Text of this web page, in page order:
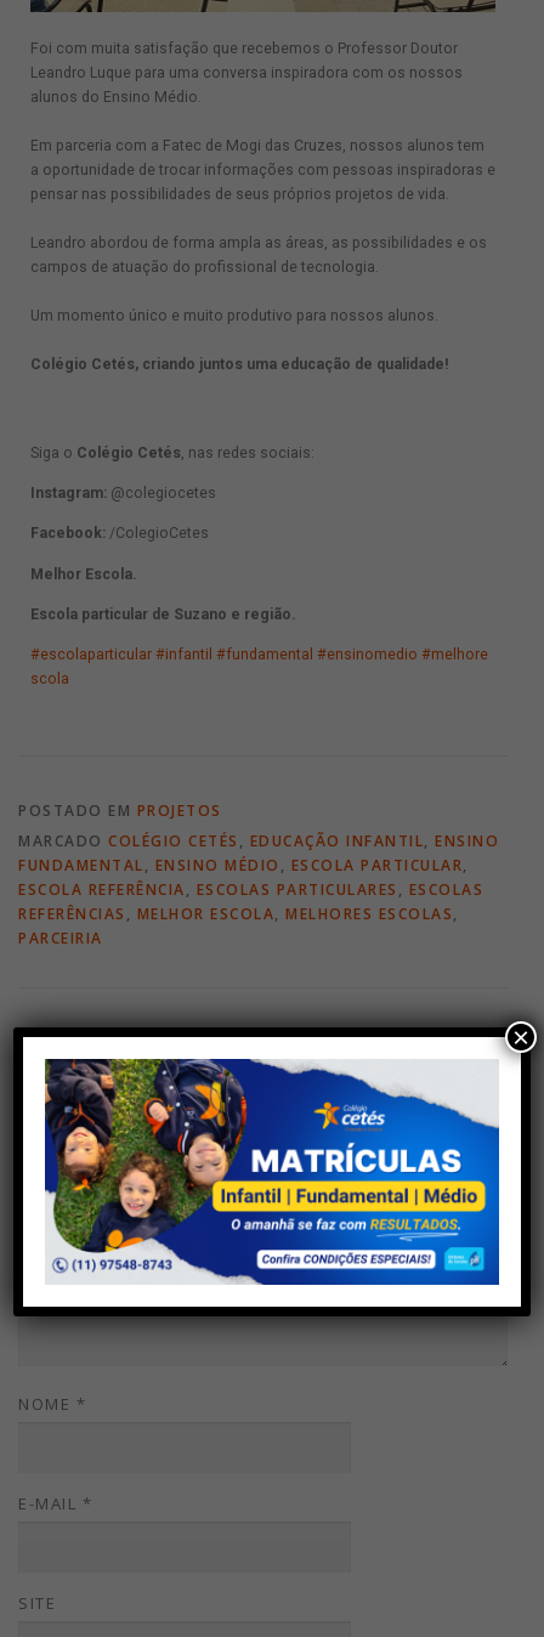
Foi com muita satisfação que recebemos o Professor Doutor
Leandro Luque para uma conversa inspiradora com os nossos
alunos do Ensino Médio.
Em parceria com a Fatec de Mogi das Cruzes, nossos alunos tem
a oportunidade de trocar informações com pessoas inspiradoras e
pensar nas possibilidades de seus próprios projetos de vida.
Leandro abordou de forma ampla as áreas, as possibilidades e os
campos de atuação do profissional de tecnologia.
Um momento único e muito produtivo para nossos alunos.
Colégio Cetés, criando juntos uma educação de qualidade!
Siga o Colégio Cetés, nas redes sociais:
Instagram: @colegiocetes
Facebook: /ColegioCetes
Melhor Escola.
Escola particular de Suzano e região.
#escolaparticular #infantil #fundamental #ensinomedio #melhore
scola
POSTADO EM PROJETOS
MARCADO COLÉGIO CETÉS , EDUCAÇÃO INFANTIL, ENSINO
FUNDAMENTAL, ENSINO MÉDIO , ESCOLA PARTICULAR,
ESCOLA REFERÊNCIA, ESCOLAS PARTICULARES , ESCOLAS
REFERÊNCIAS , MELHOR ESCOLA, MELHORES ESCOLAS,
PARCEIRIA
DEIXE UM COMENTÁRIO
COMENTÁRIO
NOME *
E-MAIL *
SITE
×